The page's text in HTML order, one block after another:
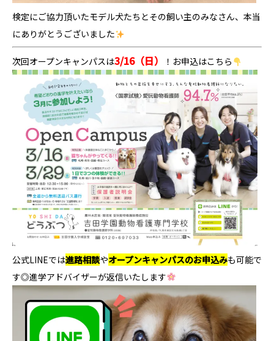
検定にご協力頂いたモデル犬たちとその飼い主のみなさん、本当
にありがとうございました
次回オープンキャンパスは3/16（日） ！お申込はこちら
公式LINEでは進路相談やオープンキャンパスのお申込みも可能で
す◎進学アドバイザーが返信いたします